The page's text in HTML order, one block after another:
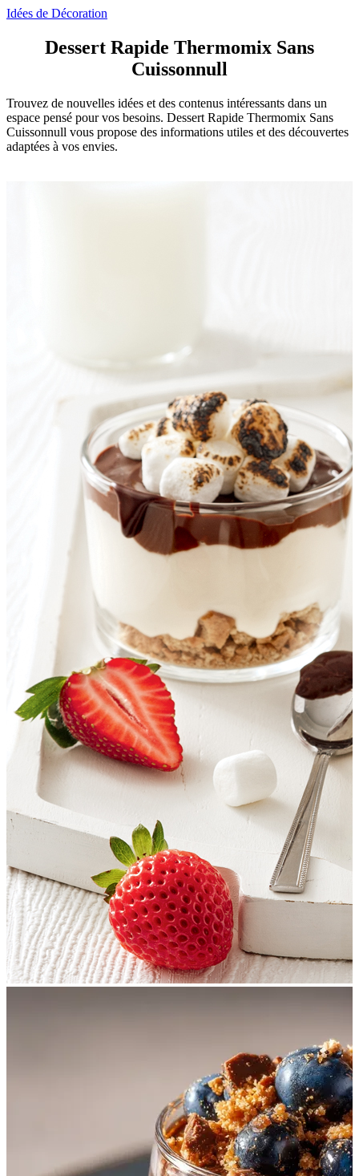
Idées de Décoration
Dessert Rapide Thermomix Sans
Cuissonnull
Trouvez de nouvelles idées et des contenus intéressants dans un
espace pensé pour vos besoins. Dessert Rapide Thermomix Sans
Cuissonnull vous propose des informations utiles et des découvertes
adaptées à vos envies.